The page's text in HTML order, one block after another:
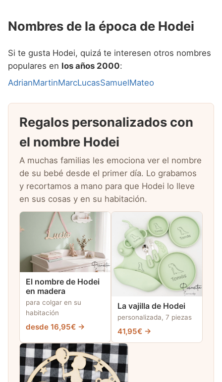
Nombres de la época de Hodei
Si te gusta Hodei, quizá te interesen otros nombres
populares en los años 2000:
AdrianMartinMarcLucasSamuelMateo
Regalos personalizados con
el nombre Hodei
A muchas familias les emociona ver el nombre
de su bebé desde el primer día. Lo grabamos
y recortamos a mano para que Hodei lo lleve
en sus cosas y en su habitación.
El nombre de Hodei
en madera
para colgar en su
habitación
desde 16,95€ →
La vajilla de Hodei
personalizada, 7 piezas
41,95€ →